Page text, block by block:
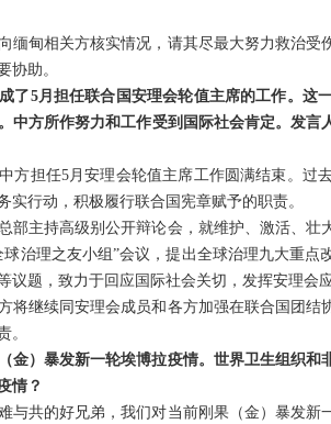
缅甸相关方核实情况，请其尽最大努力救治
协助。
了5月担任联合国安理会轮值主席的工作。
中方所作努力和工作受到国际社会肯定。发
方担任5月安理会轮值主席工作圆满结束。过
实行动，积极履行联合国宪章赋予的职责。
部主持高级别公开辩论会，就维护、激活、
治理之友小组”会议，提出全球治理九大重
议题，致力于回应国际社会关切，发挥安理会
将继续同安理会成员和各方加强在联合国团
。
金）暴发新一轮埃博拉疫情。世界卫生组织
情？
与共的好兄弟，我们对当前刚果（金）暴发